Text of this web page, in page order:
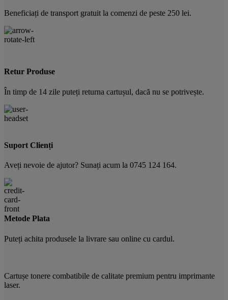
Beneficiați de transport gratuit la comenzi de peste 250 lei.
Retur Produse
În timp de 14 zile puteți returna cartușul, dacă nu se potrivește.
Suport Clienți
Aveți nevoie de ajutor? Sunați acum la 0745 124 164.
Metode Plata
Puteți achita produsele la livrare sau online cu cardul.
Cartușe tonere combatibile de calitate premium pentru imprimante
laser.